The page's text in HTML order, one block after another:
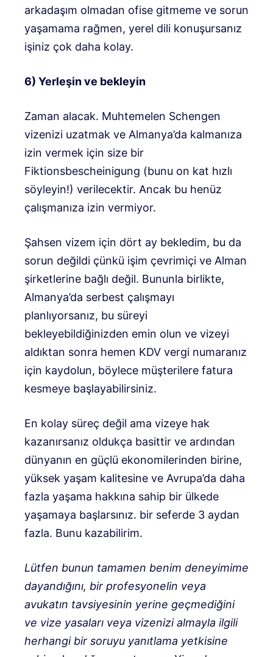
arkadaşım olmadan ofise gitmeme ve sorun
yaşamama rağmen, yerel dili konuşursanız
işiniz çok daha kolay.
6) Yerleşin ve bekleyin
Zaman alacak. Muhtemelen Schengen
vizenizi uzatmak ve Almanya’da kalmanıza
izin vermek için size bir
Fiktionsbescheinigung (bunu on kat hızlı
söyleyin!) verilecektir. Ancak bu henüz
çalışmanıza izin vermiyor.
Şahsen vizem için dört ay bekledim, bu da
sorun değildi çünkü işim çevrimiçi ve Alman
şirketlerine bağlı değil. Bununla birlikte,
Almanya’da serbest çalışmayı
planlıyorsanız, bu süreyi
bekleyebildiğinizden emin olun ve vizeyi
aldıktan sonra hemen KDV vergi numaranız
için kaydolun, böylece müşterilere fatura
kesmeye başlayabilirsiniz.
En kolay süreç değil ama vizeye hak
kazanırsanız oldukça basittir ve ardından
dünyanın en güçlü ekonomilerinden birine,
yüksek yaşam kalitesine ve Avrupa’da daha
fazla yaşama hakkına sahip bir ülkede
yaşamaya başlarsınız. bir seferde 3 aydan
fazla. Bunu kazabilirim.
Lütfen bunun tamamen benim deneyimime
dayandığını, bir profesyonelin veya
avukatın tavsiyesinin yerine geçmediğini
ve vize yasaları veya vizenizi almayla ilgili
herhangi bir soruyu yanıtlama yetkisine